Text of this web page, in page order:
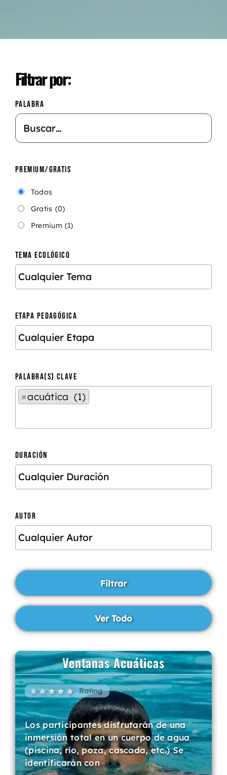
Filtrar por:
PALABRA
PREMIUM/GRATIS
Todos
Gratis (0)
Premium (1)
TEMA ECOLÓGICO
ETAPA PEDAGÓGICA
PALABRA(S) CLAVE
×acuática (1)
DURACIÓN
AUTOR
Ventanas Acuáticas
Rating
Los participantes disfrutarán de una
inmersión total en un cuerpo de agua
(piscina, río, poza, cascada, etc.) Se
identificarán con…